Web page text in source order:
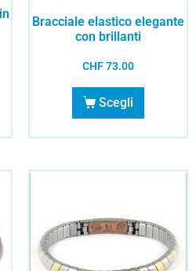
Bracciale elastico elegante
con brillanti
CHF73.00
Scegli